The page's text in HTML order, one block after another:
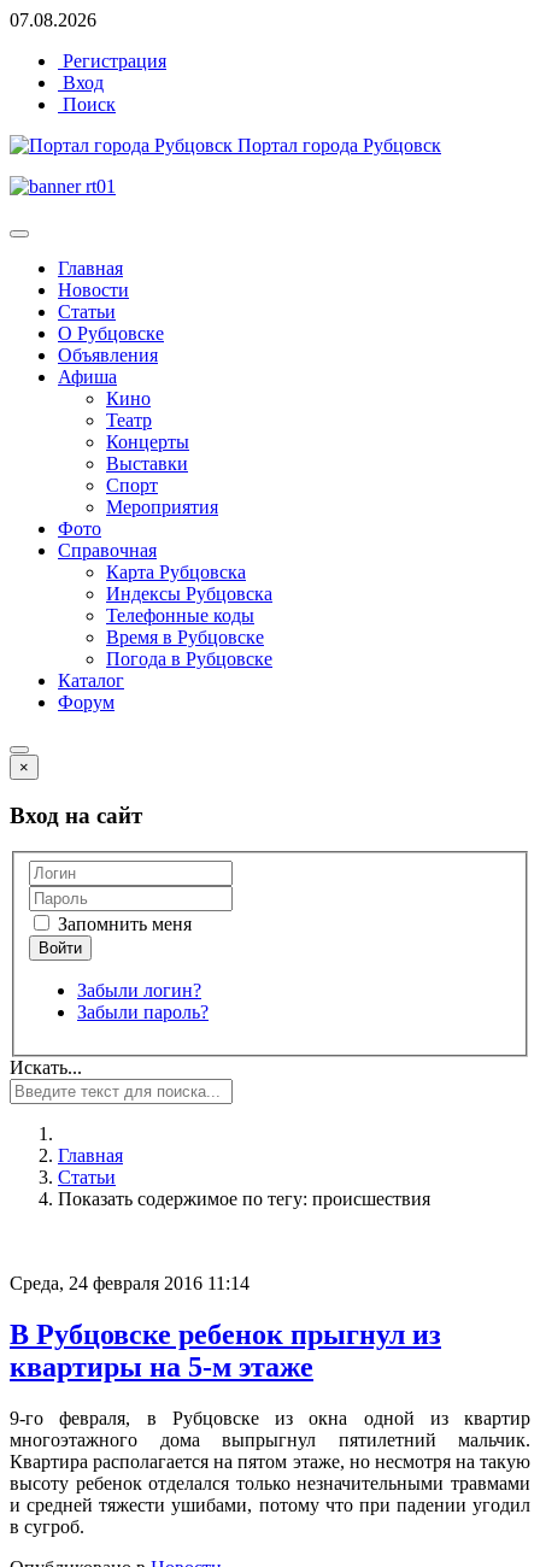
07.08.2026
Регистрация
Вход
Поиск
Портал города Рубцовск
Главная
Новости
Статьи
О Рубцовске
Объявления
Афиша
Кино
Театр
Концерты
Выставки
Спорт
Мероприятия
Фото
Справочная
Карта Рубцовска
Индексы Рубцовска
Телефонные коды
Время в Рубцовске
Погода в Рубцовске
Каталог
Форум
×
Вход на сайт
Запомнить меня
Забыли логин?
Забыли пароль?
Искать...
Главная
Статьи
Показать содержимое по тегу: происшествия
Среда, 24 февраля 2016 11:14
В Рубцовске ребенок прыгнул из
квартиры на 5-м этаже
9-го февраля, в Рубцовске из окна одной из квартир
многоэтажного дома выпрыгнул пятилетний мальчик.
Квартира располагается на пятом этаже, но несмотря на такую
высоту ребенок отделался только незначительными травмами
и средней тяжести ушибами, потому что при падении угодил
в сугроб.